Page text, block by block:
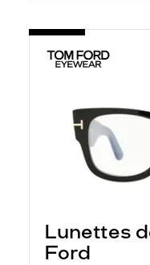
Lunettes
Ford